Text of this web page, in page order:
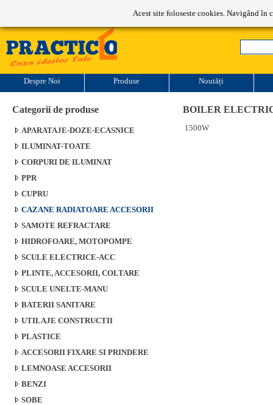
Despre Noi Produse Noutăți
BOILER
1500W
Categorii de produse
APARATAJE-DOZE-ECASNICE
ILUMINAT-TOATE
CORPURI DE ILUMINAT
PPR
CUPRU
CAZANE RADIATOARE ACCESORII
SAMOTE REFRACTARE
HIDROFOARE, MOTOPOMPE
SCULE ELECTRICE-ACC
PLINTE, ACCESORII, COLTARE
SCULE UNELTE-MANU
BATERII SANITARE
UTILAJE CONSTRUCTII
PLASTICE
ACCESORII FIXARE SI PRINDERE
LEMNOASE ACCESORII
BENZI
SOBE
Acest site foloseste cookies. Navigând